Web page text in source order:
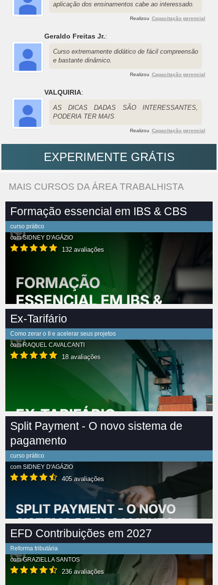
aplicação dos ensinamentos cabe ao interessado.
Realizou Capacitação gerencial
Geraldo Freitas Jr.:
Curso extremamente didático de fácil compreensão
e bastante dinâmico.
Realizou Capacitação gerencial
VALQUIRIA:
AS DICAS DADAS SÃO INTERESSANTES,
PODERIA TER MAIS
Realizou Capacitação gerencial
EXPERIMENTE GRÁTIS
MAIS CURSOS DA ÁREA TRABALHISTA
Formação essencial em IBS & CBS
curso prático
comSIDNEY D'AGÁZIO
132 avaliações
Ex-Tarifário
Como zerar o II e acelerar seus projetos
comRAQUEL CAVALCANTI
18 avaliações
Split Payment - O novo sistema de
pagamento
curso prático
com SIDNEY D'AGÁZIO
405 avaliações
EFD Contribuições em 2027
Reforma tributária
comGRAZIELLA SANTOS
236 avaliações